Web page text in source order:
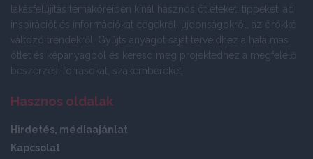
lakásfelújítás témaköreiben kínál hasznos ötleteket, tippeket, ad
inspirációt és információkat cégekről, újdonságokról, az örökké
változó trendekről. Gyűjts anyagot saját terveidhez a hatalmas
ötlet és képanyagból és keresd meg projektedhez a megfelelő
beszerzési forrásokat, szakembereket.
Hasznos oldalak
Hirdetés, médiaajánlat
Kapcsolat